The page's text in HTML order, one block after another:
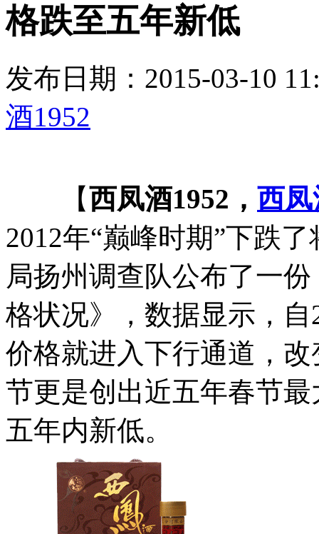
格跌至五年新低
发布日期：2015-03-10
酒1952
【西凤酒1952， 西
2012年“巅峰时期”下跌
局扬州调查队公布了一
格状况》，数据显示，
价格就进入下行通道，
节更是创出近五年春节
五年内新低。